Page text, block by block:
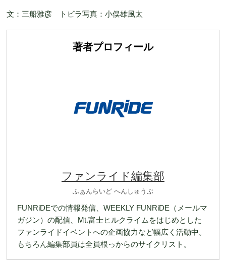
文：三船雅彦 トビラ写真：小俣雄風太
著者プロフィール
ファンライド編集部
ふぁんらいど へんしゅうぶ
FUNRiDEでの情報発信、WEEKLY FUNRiDE（メールマ
ガジン）の配信、Mt.富士ヒルクライムをはじめとした
ファンライドイベントへの企画協力など幅広く活動中。
もちろん編集部員は全員根っからのサイクリスト。